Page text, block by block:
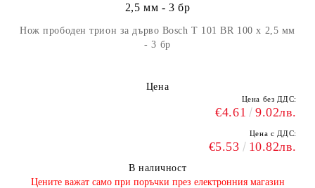
2,5 мм - 3 бр
Нож прободен трион за дърво Bosch T 101 BR 100 x 2,5 мм
- 3 бр
Цена
Цена без ДДС:
€4.61 9.02лв.
Цена с ДДС:
€5.53 10.82лв.
В наличност
​Цените важат само при поръчки през електронния магазин